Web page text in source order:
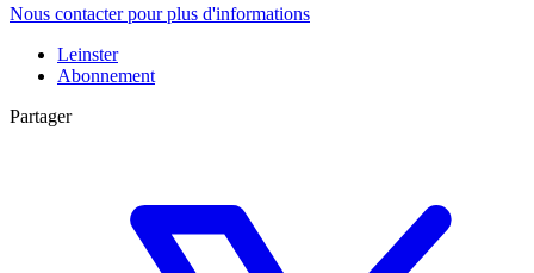
Nous contacter pour plus d'informations
Leinster
Abonnement
Partager